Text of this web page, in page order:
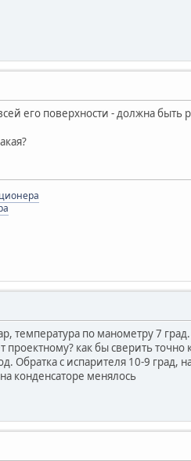
его поверхности - должна
температура по манометру 7
проектному? как бы сверить
Обратка с испарителя 10-9 град,
конденсаторе менялось